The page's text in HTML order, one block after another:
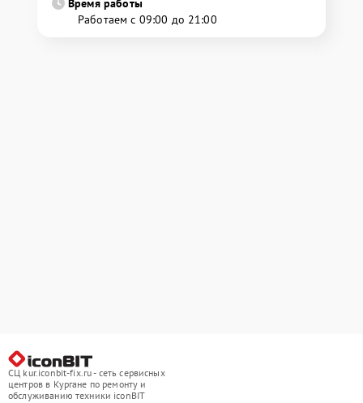
Время работы
Работаем с 09:00 до 21:00
СЦ kur.iconbit-fix.ru - сеть сервисных
центров в Кургане по ремонту и
обслуживанию техники iconBIT